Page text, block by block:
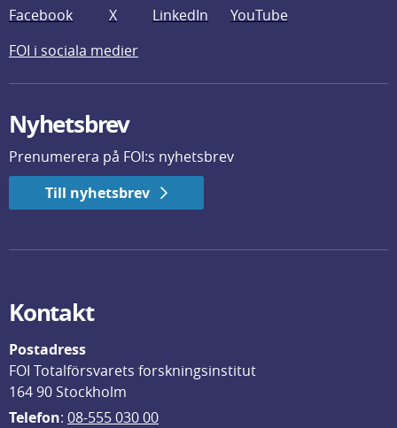
Facebook X LinkedIn
YouTube
FOI i sociala medier
Nyhetsbrev
Prenumerera på FOI:s nyhetsbrev
Till nyhetsbrev
Kontakt
Postadress
FOI Totalförsvarets forskningsinstitut
164 90 Stockholm
Telefon: 08-555 030 00